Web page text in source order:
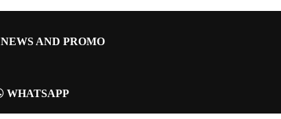
NEWS AND PROMO
WHATSAPP